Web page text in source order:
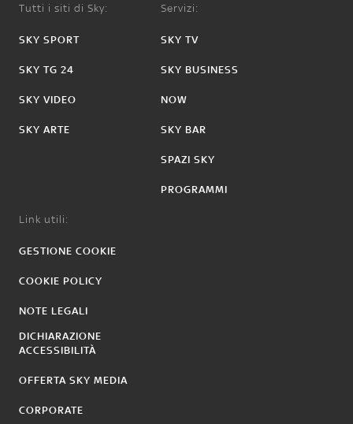
Tutti i siti di Sky:
SKY SPORT
SKY TG 24
SKY VIDEO
SKY ARTE
Servizi:
SKY TV
SKY BUSINESS
NOW
SKY BAR
SPAZI SKY
PROGRAMMI
Link utili:
GESTIONE COOKIE
COOKIE POLICY
NOTE LEGALI
DICHIARAZIONE
ACCESSIBILITÀ
OFFERTA SKY MEDIA
CORPORATE